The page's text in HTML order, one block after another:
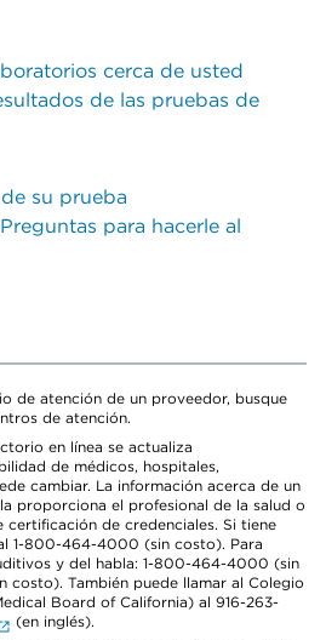
cerca de usted
de las pruebas de
su prueba
para hacerle al
de atención de un proveedor, busque
de atención.
en línea se actualiza
de médicos, hospitales,
cambiar. La información acerca de un
proporciona el profesional de la salud o
certificación de credenciales. Si tiene
1-800-464-4000 (sin costo). Para
y del habla: 1-800-464-4000 (sin
costo). También puede llamar al Colegio
Board of California) al 916-263-
(en inglés).